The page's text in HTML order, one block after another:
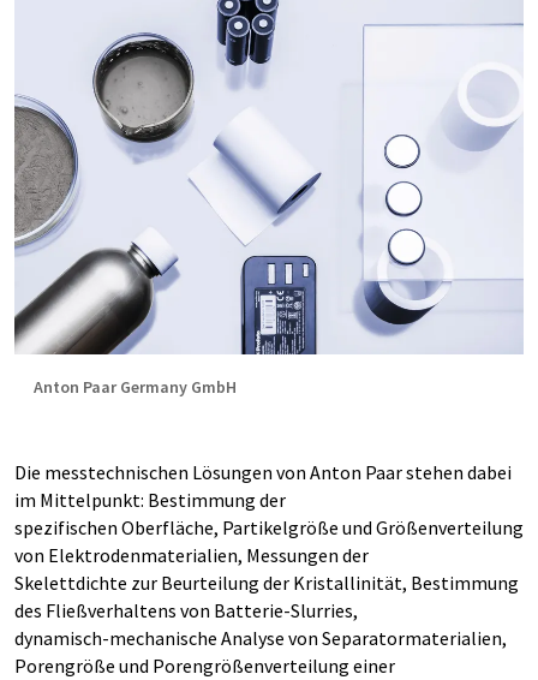
Anton Paar Germany GmbH
Die messtechnischen Lösungen von Anton Paar stehen dabei
im Mittelpunkt: Bestimmung der
spezifischen Oberfläche, Partikelgröße und Größenverteilung
von Elektrodenmaterialien, Messungen der
Skelettdichte zur Beurteilung der Kristallinität, Bestimmung
des Fließverhaltens von Batterie-Slurries,
dynamisch-mechanische Analyse von Separatormaterialien,
Porengröße und Porengrößenverteilung einer